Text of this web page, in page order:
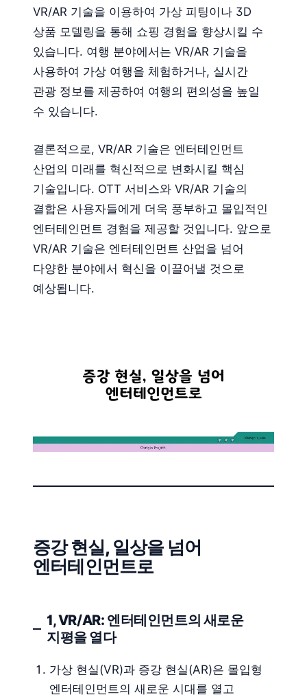
VR/AR 기술을 이용하여 가상 피팅이나 3D
상품 모델링을 통해 쇼핑 경험을 향상시킬 수
있습니다. 여행 분야에서는 VR/AR 기술을
사용하여 가상 여행을 체험하거나, 실시간
관광 정보를 제공하여 여행의 편의성을 높일
수 있습니다.
결론적으로, VR/AR 기술은 엔터테인먼트
산업의 미래를 혁신적으로 변화시킬 핵심
기술입니다. OTT 서비스와 VR/AR 기술의
결합은 사용자들에게 더욱 풍부하고 몰입적인
엔터테인먼트 경험을 제공할 것입니다. 앞으로
VR/AR 기술은 엔터테인먼트 산업을 넘어
다양한 분야에서 혁신을 이끌어낼 것으로
예상됩니다.
증강 현실, 일상을 넘어
엔터테인먼트로
1, VR/AR: 엔터테인먼트의 새로운
지평을 열다
가상 현실(VR)과 증강 현실(AR)은 몰입형
엔터테인먼트의 새로운 시대를 열고